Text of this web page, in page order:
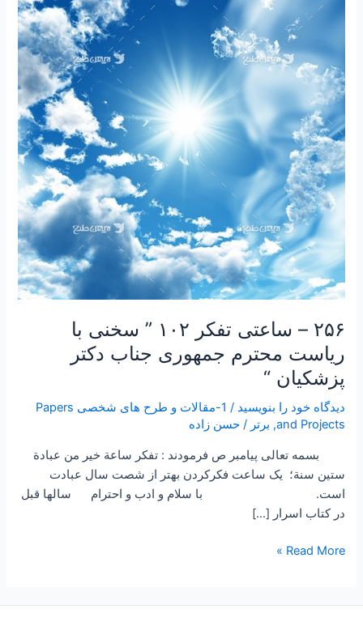
۲۵۶ – ساعتی تفکر ۱۰۲ ” سخنی با
ریاست محترم جمهوری جناب دکتر
پزشکیان “
دیدگاه‌ خود را بنویسید /
1-مقالات و طرح های شخصی Papers
and Projects
, برتر /حسن زاده
بسمه تعالی پیامبر ص فرمودند : تفكر ساعة خير من عبادة
ستين سنة؛ یک ساعت فکرکردن بهتر از شصت سال عبادت
است. با سلام و ادب و احترام سالها قبل
در کتاب اسرار […]
ساعتی
۱۰۲
”
سخنی
با
ریاست
محترم
جمهوری
جناب
دکتر
پزشکیان
Read More »